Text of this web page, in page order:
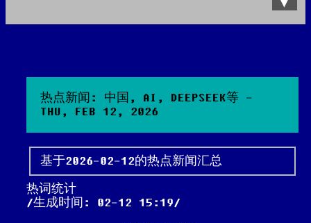
热点新闻: 中国, AI, DEEPSEEK等 -
THU, FEB 12, 2026
基于2026-02-12的热点新闻汇总
热词统计
生成时间: 02-12 15:19